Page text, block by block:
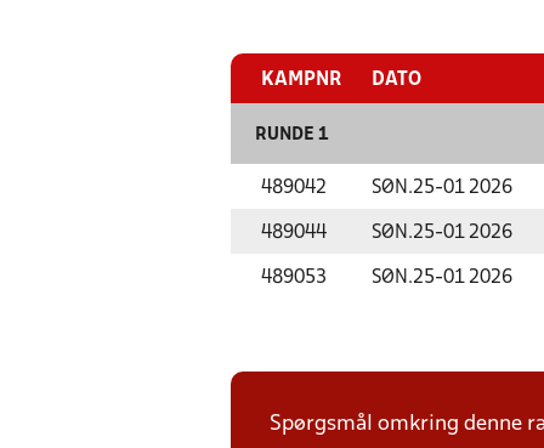
KAMPNR DATO
RUNDE 1
489042 SØN.25-01 2026
489044 SØN.25-01 2026
489053 SØN.25-01 2026
Spørgsmål omkring denne